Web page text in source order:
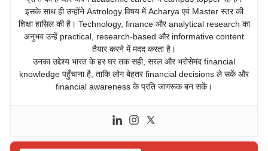
इसके साथ ही उन्होंने Astrology विषय में Acharya एवं Master स्तर की
शिक्षा हासिल की है। Technology, finance और analytical research का
अनुभव उन्हें practical, research-based और informative content
तैयार करने में मदद करता है।
उनका उद्देश्य भारत के हर घर तक सही, सरल और भरोसेमंद financial
knowledge पहुँचाना है, ताकि लोग बेहतर financial decisions ले सकें और
financial awareness के प्रति जागरूक बन सकें।